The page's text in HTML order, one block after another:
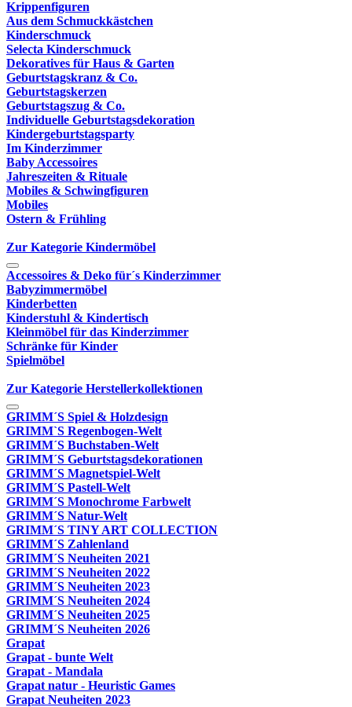
Krippenfiguren
Aus dem Schmuckkästchen
Kinderschmuck
Selecta Kinderschmuck
Dekoratives für Haus & Garten
Geburtstagskranz & Co.
Geburtstagskerzen
Geburtstagszug & Co.
Individuelle Geburtstagsdekoration
Kindergeburtstagsparty
Im Kinderzimmer
Baby Accessoires
Jahreszeiten & Rituale
Mobiles & Schwingfiguren
Mobiles
Ostern & Frühling
Zur Kategorie Kindermöbel
Accessoires & Deko für´s Kinderzimmer
Babyzimmermöbel
Kinderbetten
Kinderstuhl & Kindertisch
Kleinmöbel für das Kinderzimmer
Schränke für Kinder
Spielmöbel
Zur Kategorie Herstellerkollektionen
GRIMM´S Spiel & Holzdesign
GRIMM`S Regenbogen-Welt
GRIMM´S Buchstaben-Welt
GRIMM´S Geburtstagsdekorationen
GRIMM´S Magnetspiel-Welt
GRIMM´S Pastell-Welt
GRIMM´S Monochrome Farbwelt
GRIMM´S Natur-Welt
GRIMM´S TINY ART COLLECTION
GRIMM´S Zahlenland
GRIMM´S Neuheiten 2021
GRIMM´S Neuheiten 2022
GRIMM´S Neuheiten 2023
GRIMM´S Neuheiten 2024
GRIMM´S Neuheiten 2025
GRIMM´S Neuheiten 2026
Grapat
Grapat - bunte Welt
Grapat - Mandala
Grapat natur - Heuristic Games
Grapat Neuheiten 2023